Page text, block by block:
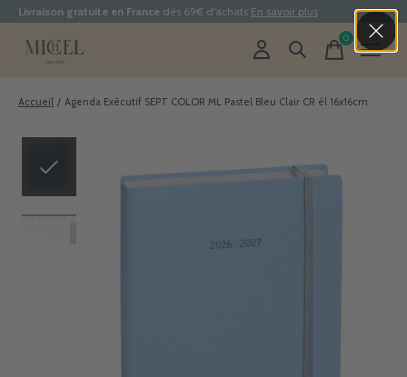
Livraison gratuite en France dès 69€ d'achats En savoir plus
0items
Accueil / Agenda Exécutif SEPT COLOR ML Pastel Bleu Clair CR él 16x16cm